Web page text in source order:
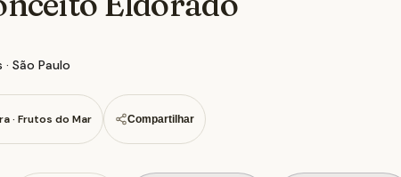
São Paulo
· Frutos do Mar Compartilhar